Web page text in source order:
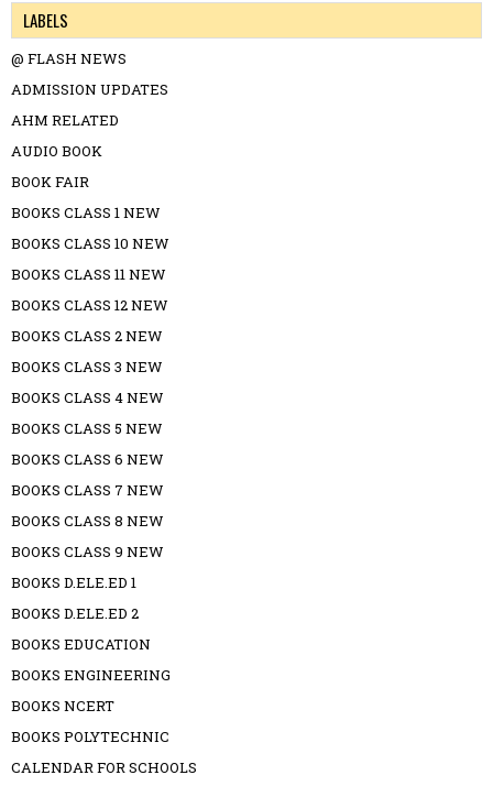
LABELS
@ FLASH NEWS
ADMISSION UPDATES
AHM RELATED
AUDIO BOOK
BOOK FAIR
BOOKS CLASS 1 NEW
BOOKS CLASS 10 NEW
BOOKS CLASS 11 NEW
BOOKS CLASS 12 NEW
BOOKS CLASS 2 NEW
BOOKS CLASS 3 NEW
BOOKS CLASS 4 NEW
BOOKS CLASS 5 NEW
BOOKS CLASS 6 NEW
BOOKS CLASS 7 NEW
BOOKS CLASS 8 NEW
BOOKS CLASS 9 NEW
BOOKS D.ELE.ED 1
BOOKS D.ELE.ED 2
BOOKS EDUCATION
BOOKS ENGINEERING
BOOKS NCERT
BOOKS POLYTECHNIC
CALENDAR FOR SCHOOLS